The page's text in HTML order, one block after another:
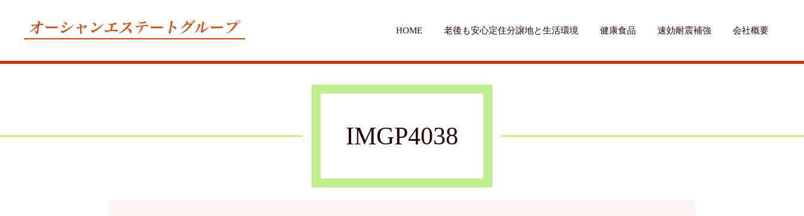
HOME 老後も安心定住分譲地と生活環境 健康食品 速効耐震補強 会社概要
IMGP4038